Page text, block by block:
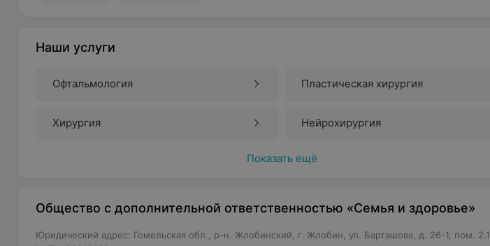
Наши услуги
Офтальмология Пластическая хирургия
Хирургия Нейрохирургия
Показать ещё
Общество с дополнительной ответственностью «Семья и здоровье»
Юридический адрес: Гомельская обл., р-н. Жлобинский, г. Жлобин, ул. Барташова, д. 26-1, пом. 2.1